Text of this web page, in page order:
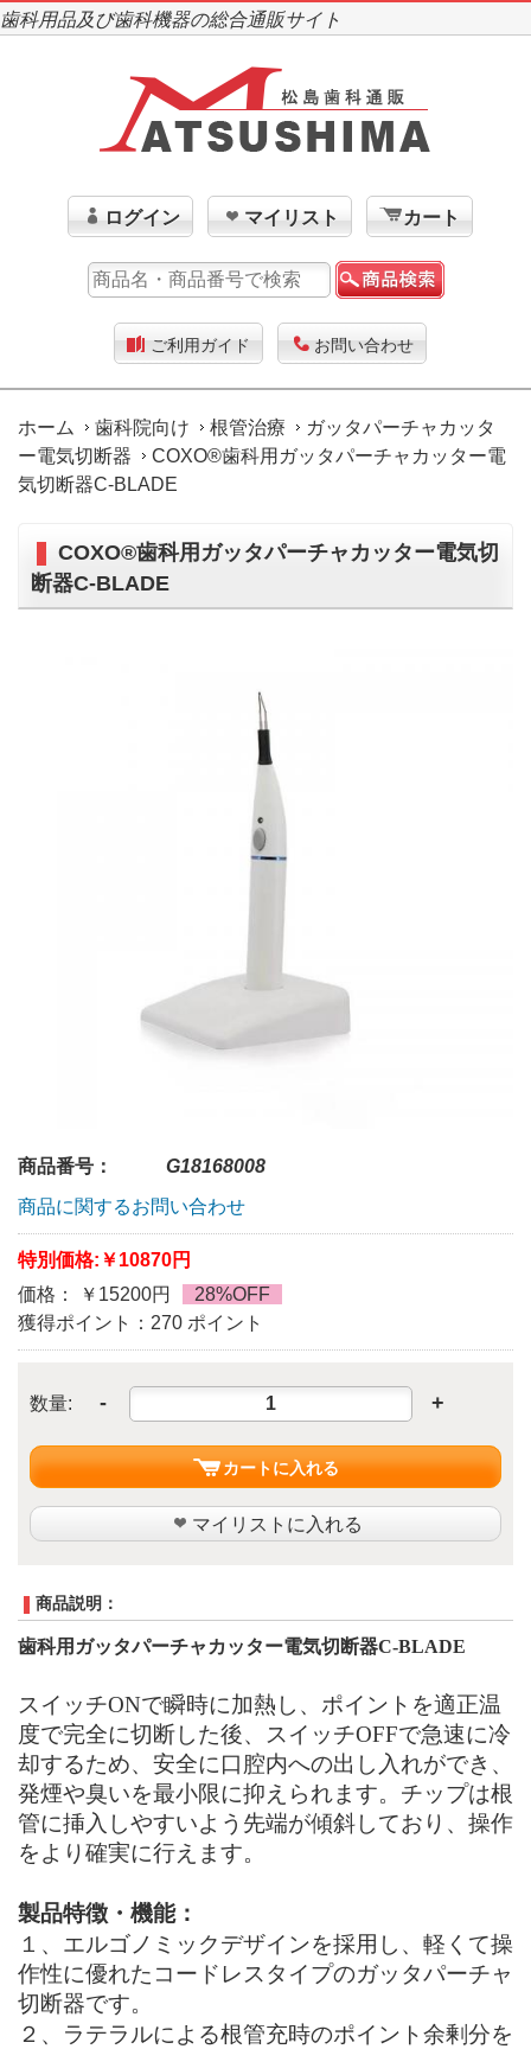
歯科用品及び歯科機器の総合通販サイト
ログイン マイリスト カート
ご利用ガイド お問い合わせ
ホーム 歯科院向け 根管治療
ガッタパーチャカッタ
ー電気切断器
COXO®歯科用ガッタパーチャカッター電
気切断器C-BLADE
COXO®歯科用ガッタパーチャカッター電気切
断器C-BLADE
商品番号：
G18168008
商品に関するお問い合わせ
特別価格: ￥10870円
価格： ￥15200円
28%OFF
獲得ポイント：270 ポイント
数量: - +
カートに入れる
マイリストに入れる
商品説明：
歯科用ガッタパーチャカッター電気切断器C-BLADE
スイッチONで瞬時に加熱し、ポイントを適正温
度で完全に切断した後、スイッチOFFで急速に冷
却するため、安全に口腔内への出し入れができ、
発煙や臭いを最小限に抑えられます。チップは根
管に挿入しやすいよう先端が傾斜しており、操作
をより確実に行えます。
製品特徴 ・機能：
１、エルゴノミックデザインを採用 し、 軽くて操
作性に優れたコードレスタイプのガッタパーチャ
切断器です。
２、ラテラルによる根管充時のポイント余剰分を